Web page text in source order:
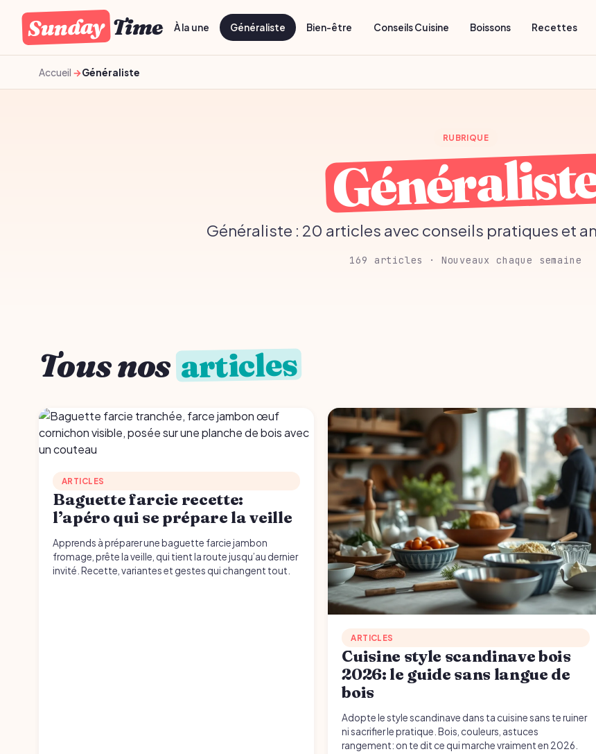
Sunday Time À la une Généraliste Bien-être Conseils Cuisine Boissons Recettes
Accueil Généraliste
RUBRIQUE
Généraliste : 20 articles avec conseils pratiques et
169 articles · Nouveaux chaque semaine
Tous nos articles
ARTICLES
Baguette farcie recette:
l’apéro qui se prépare la veille
Apprends à préparer une baguette farcie jambon
fromage, prête la veille, qui tient la route jusqu’au dernier
invité. Recette, variantes et gestes qui changent tout.
ARTICLES
Cuisine style scandinave bois
2026: le guide sans langue de
bois
Adopte le style scandinave dans ta cuisine sans te ruiner
ni sacrifier le pratique. Bois, couleurs, astuces
rangement: on te dit ce qui marche vraiment en 2026.